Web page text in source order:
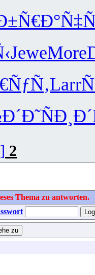
JeweMore
Larr
Ð˜ÑÐ¸Ð´
2
Thema zu antworten.